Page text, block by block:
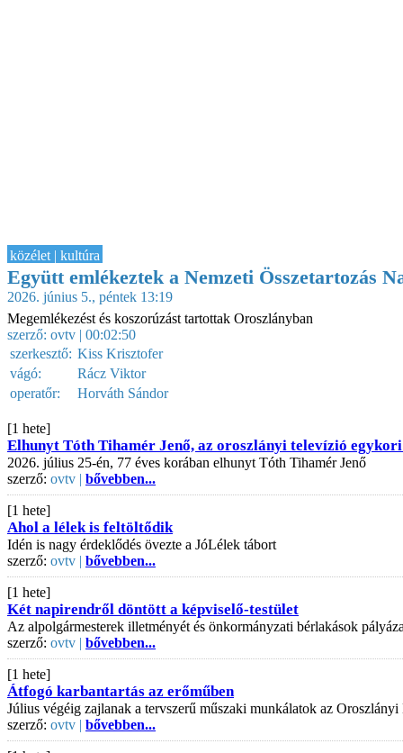
közélet | kultúra
Együtt emlékeztek a Nemzeti Összetartozás
2026. június 5., péntek 13:19
Megemlékezést és koszorúzást tartottak Oroszlányban
szerző: ovtv | 00:02:50
szerkesztő: Kiss Krisztofer
vágó:
Rácz Viktor
operatőr:
Horváth Sándor
[1 hete]
Elhunyt Tóth Tihamér Jenő, az oroszlányi televízió
2026. július 25-én, 77 éves korában elhunyt Tóth Tihamér Jenő
szerző: ovtv | bővebben...
[1 hete]
Ahol a lélek is feltöltődik
Idén is nagy érdeklődés övezte a JóLélek tábort
szerző: ovtv | bővebben...
[1 hete]
Két napirendről döntött a képviselő-testület
Az alpolgármesterek illetményét és önkormányzati bérlakások
szerző: ovtv | bővebben...
[1 hete]
Átfogó karbantartás az erőműben
Július végéig zajlanak a tervszerű műszaki munkálatok az
szerző: ovtv | bővebben...